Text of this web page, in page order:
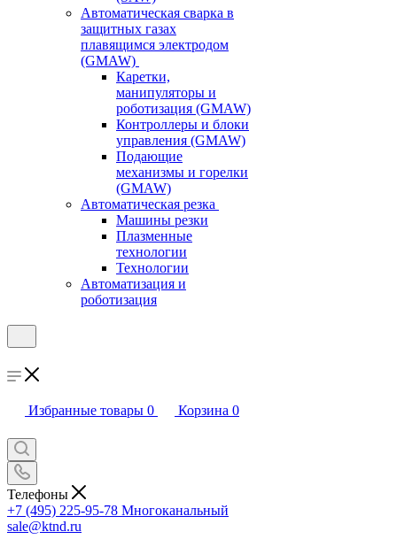
Автоматическая сварка в
защитных газах
плавящимся электродом
(GMAW)
Каретки,
манипуляторы и
роботизация (GMAW)
Контроллеры и блоки
управления (GMAW)
Подающие
механизмы и горелки
(GMAW)
Автоматическая резка
Машины резки
Плазменные
технологии
Технологии
Автоматизация и
роботизация
Избранные товары 0 Корзина 0
Телефоны
+7 (495) 225-95-78 Многоканальный
sale@ktnd.ru